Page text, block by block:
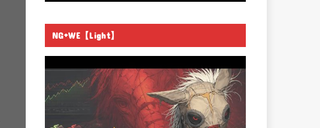
NG+WE【Light】